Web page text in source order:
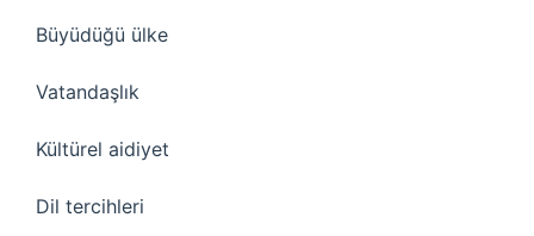
Büyüdüğü ülke
Vatandaşlık
Kültürel aidiyet
Dil tercihleri